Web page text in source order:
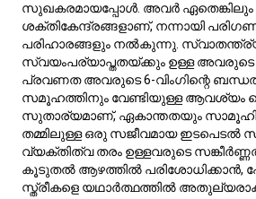
സംവൃതരായി തോന്നാം, പക്ഷേ അവർ
സൂക്ഷ്മ നിരീക്ഷകരാണ്, വിവരങ്ങൾ
ഏർപ്പെടുന്നതിന് മുമ്പ്
ചെയ്യുന്നു. അവരുടെ സംഭാഷണങ്ങൾ
察ങ്ങളാൽ സമ്പന്നമാണ്, കാരണം
പങ്കിടാനും മറ്റുള്ളവരിൽ നിന്ന്
ഈ വ്യക്തിത്വ തരം ശക്തമായ
ആശ്രയിക്കാവുന്നവരുമായ ഒരു
അടയാളപ്പെടുത്തപ്പെടുന്നു, അവരെ
സുഹൃത്തുക്കളും പങ്കാളികളും ആക്കുന്നു.
തരംയുടെ സങ്കീർണ്ണതകളിൽ കൂടുതൽ